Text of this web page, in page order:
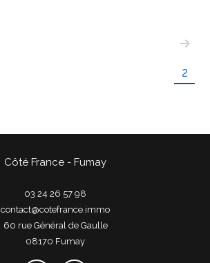
2
Côté France - Fumay
03 24 26 57 98
contact@cotefrance.immo
60 rue Général de Gaulle
08170
fumay